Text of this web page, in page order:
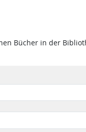
Bücher in der